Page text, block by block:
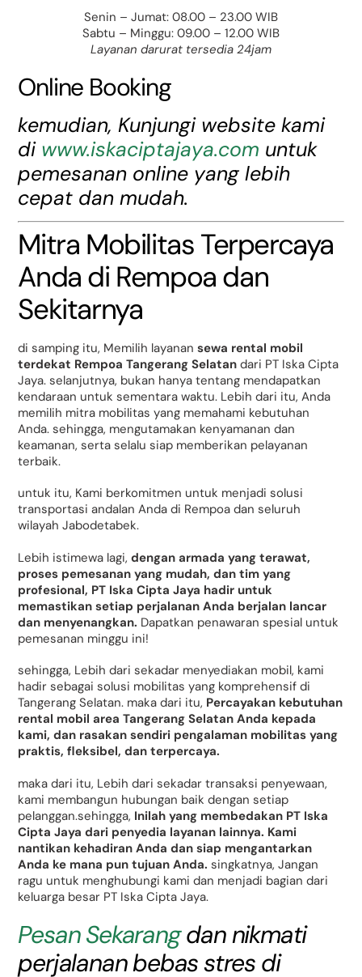
Senin – Jumat: 08.00 – 23.00 WIB
Sabtu – Minggu: 09.00 – 12.00 WIB
Layanan darurat tersedia 24jam
Online Booking
kemudian, Kunjungi website kami
di www.iskaciptajaya.com untuk
pemesanan online yang lebih
cepat dan mudah.
Mitra Mobilitas Terpercaya
Anda di Rempoa dan
Sekitarnya
di samping itu, Memilih layanansewa rental mobil
terdekat Rempoa Tangerang Selatan dari PT Iska Cipta
Jaya. selanjutnya, bukan hanya tentang mendapatkan
kendaraan untuk sementara waktu. Lebih dari itu, Anda
memilih mitra mobilitas yang memahami kebutuhan
Anda. sehingga, mengutamakan kenyamanan dan
keamanan, serta selalu siap memberikan pelayanan
terbaik.
untuk itu, Kami berkomitmen untuk menjadi solusi
transportasi andalan Anda di Rempoa dan seluruh
wilayah Jabodetabek.
Lebih istimewa lagi,dengan armada yang terawat,
proses pemesanan yang mudah, dan tim yang
profesional, PT Iska Cipta Jaya hadir untuk
memastikan setiap perjalanan Anda berjalan lancar
dan menyenangkan. Dapatkan penawaran spesial untuk
pemesanan minggu ini!
sehingga, Lebih dari sekadar menyediakan mobil, kami
hadir sebagai solusi mobilitas yang komprehensif di
Tangerang Selatan. maka dari itu, Percayakan kebutuhan
rental mobil area Tangerang Selatan Anda kepada
kami, dan rasakan sendiri pengalaman mobilitas yang
praktis, fleksibel, dan terpercaya.
maka dari itu, Lebih dari sekadar transaksi penyewaan,
kami membangun hubungan baik dengan setiap
pelanggan.sehingga, Inilah yang membedakan PT Iska
Cipta Jaya dari penyedia layanan lainnya. Kami
nantikan kehadiran Anda dan siap mengantarkan
Anda ke mana pun tujuan Anda. singkatnya, Jangan
ragu untuk menghubungi kami dan menjadi bagian dari
keluarga besar PT Iska Cipta Jaya.
Pesan Sekarangdan nikmati
perjalanan bebas stres di